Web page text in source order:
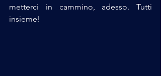
metterci in cammino, adesso. Tutti
insieme!